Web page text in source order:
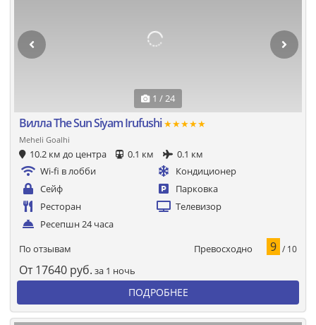
1 / 24
Вилла The Sun Siyam Irufushi★★★★★
Meheli Goalhi
10.2 км до центра 0.1 км
0.1 км
Wi-fi в лобби
Кондиционер
Сейф
Парковка
Ресторан
Телевизор
Ресепшн 24 часа
По отзывам Превосходно 9 / 10
От 17640 руб. за 1 ночь
ПОДРОБНЕЕ